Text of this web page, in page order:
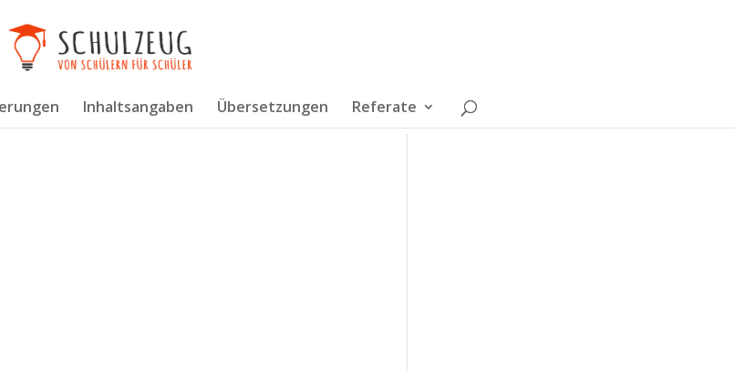
Inhaltsangaben Übersetzungen Referate